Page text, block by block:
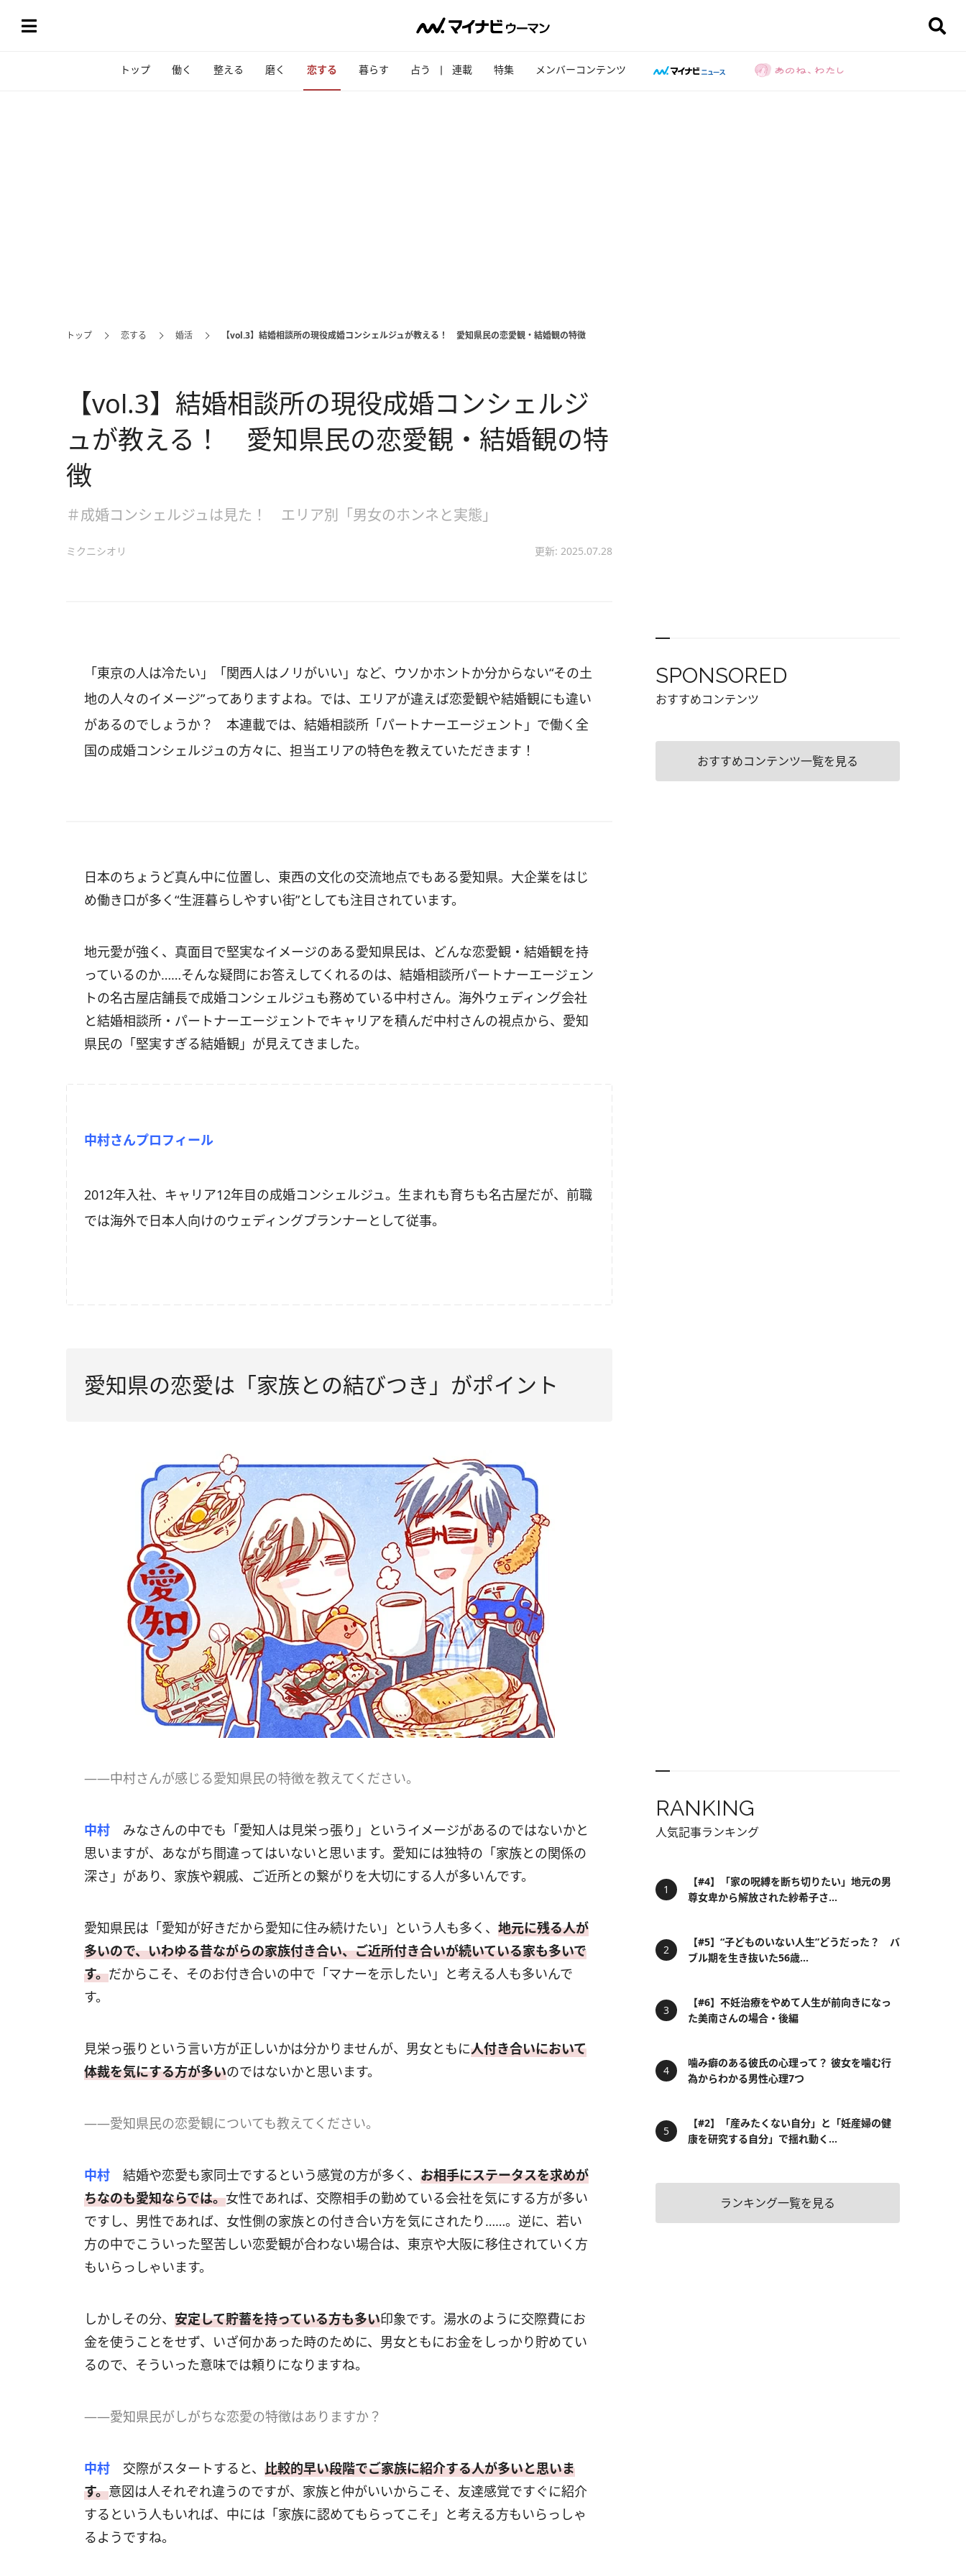
トップ 働く 整える 磨く 恋する 暮らす 占う 連載 特集 メンバーコンテンツ
トップ 恋する 婚活 【vol.3】結婚相談所の現役成婚コンシェルジュが教える！ 愛知県民の恋愛観・結婚観の特徴
【vol.3】結婚相談所の現役成婚コンシェルジ
ュが教える！ 愛知県民の恋愛観・結婚観の特
徴
＃成婚コンシェルジュは見た！ エリア別「男女のホンネと実態」
ミクニシオリ 更新: 2025.07.28
「東京の人は冷たい」「関西人はノリがいい」など、ウソかホントか分からない“その土
地の人々のイメージ”ってありますよね。では、エリアが違えば恋愛観や結婚観にも違い
があるのでしょうか？ 本連載では、結婚相談所「パートナーエージェント」で働く全
国の成婚コンシェルジュの方々に、担当エリアの特色を教えていただきます！
日本のちょうど真ん中に位置し、東西の文化の交流地点でもある愛知県。大企業をはじ
め働き口が多く“生涯暮らしやすい街”としても注目されています。
地元愛が強く、真面目で堅実なイメージのある愛知県民は、どんな恋愛観・結婚観を持
っているのか……そんな疑問にお答えしてくれるのは、結婚相談所パートナーエージェン
トの名古屋店舗長で成婚コンシェルジュも務めている中村さん。海外ウェディング会社
と結婚相談所・パートナーエージェントでキャリアを積んだ中村さんの視点から、愛知
県民の「堅実すぎる結婚観」が見えてきました。
中村さんプロフィール
2012年入社、キャリア12年目の成婚コンシェルジュ。生まれも育ちも名古屋だが、前職
では海外で日本人向けのウェディングプランナーとして従事。
愛知県の恋愛は「家族との結びつき」がポイント
――中村さんが感じる愛知県民の特徴を教えてください。
中村 みなさんの中でも「愛知人は見栄っ張り」というイメージがあるのではないかと
思いますが、あながち間違ってはいないと思います。愛知には独特の「家族との関係の
深さ」があり、家族や親戚、ご近所との繋がりを大切にする人が多いんです。
愛知県民は「愛知が好きだから愛知に住み続けたい」という人も多く、 地元に残る人が
多いので、いわゆる昔ながらの家族付き合い、ご近所付き合いが続いている家も多いで
す。だからこそ、そのお付き合いの中で「マナーを示したい」と考える人も多いんで
す。
見栄っ張りという言い方が正しいかは分かりませんが、男女ともに人付き合いにおいて
体裁を気にする方が多いのではないかと思います。
――愛知県民の恋愛観についても教えてください。
中村 結婚や恋愛も家同士でするという感覚の方が多く、 お相手にステータスを求めが
ちなのも愛知ならでは。女性であれば、交際相手の勤めている会社を気にする方が多い
ですし、男性であれば、女性側の家族との付き合い方を気にされたり……。逆に、若い
方の中でこういった堅苦しい恋愛観が合わない場合は、東京や大阪に移住されていく方
もいらっしゃいます。
しかしその分、 安定して貯蓄を持っている方も多い印象です。湯水のように交際費にお
金を使うことをせず、いざ何かあった時のために、男女ともにお金をしっかり貯めてい
るので、そういった意味では頼りになりますね。
――愛知県民がしがちな恋愛の特徴はありますか？
中村 交際がスタートすると、 比較的早い段階でご家族に紹介する人が多いと思いま
す。意図は人それぞれ違うのですが、家族と仲がいいからこそ、友達感覚ですぐに紹介
するという人もいれば、中には「家族に認めてもらってこそ」と考える方もいらっしゃ
るようですね。
SPONSORED
おすすめコンテンツ
おすすめコンテンツ一覧を見る
RANKING
人気記事ランキング
【#4】「家の呪縛を断ち切りたい」地元の男
尊女卑から解放された紗希子さ...
【#5】“子どものいない人生”どうだった？ バ
ブル期を生き抜いた56歳...
【#6】不妊治療をやめて人生が前向きになっ
た美南さんの場合・後編
噛み癖のある彼氏の心理って？ 彼女を噛む行
為からわかる男性心理7つ
【#2】「産みたくない自分」と「妊産婦の健
康を研究する自分」で揺れ動く...
ランキング一覧を見る